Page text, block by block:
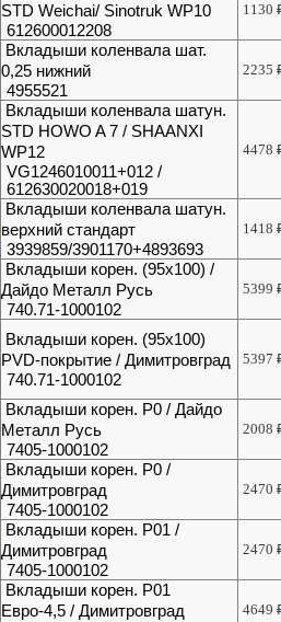
STD Weichai/ Sinotruk WP10
612600012208
1130
Вкладыши коленвала шат.
0,25 нижний
4955521
2235
Вкладыши коленвала шатун.
STD HOWO A 7 / SHAANXI
WP12
VG1246010011+012 /
612630020018+019
4478
Вкладыши коленвала шатун.
верхний стандарт
3939859/3901170+4893693
1418
Вкладыши корен. (95х100) /
Дайдо Металл Русь
740.71-1000102
5399
Вкладыши корен. (95х100)
PVD-покрытие / Димитровград
740.71-1000102
5397
Вкладыши корен. Р0 / Дайдо
Металл Русь
7405-1000102
2008
Вкладыши корен. Р0 /
Димитровград
7405-1000102
2470
Вкладыши корен. Р01 /
Димитровград
7405-1000102
2470
Вкладыши корен. Р01
Евро-4,5 / Димитровград
4649